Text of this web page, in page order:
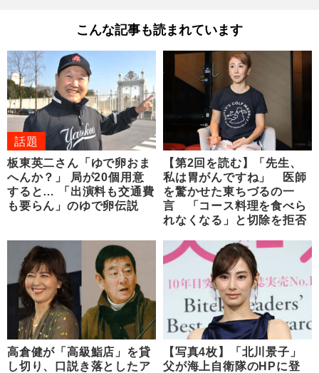
こんな記事も読まれています
話題
板東英二さん「ゆで卵おま
へんか？」 局が20個用意
すると… 「出演料も交通費
も要らん」のゆで卵伝説
【第2回を読む】「先生、
私は胃がんですね」 医師
を驚かせた東ちづるの一
言 「コース料理を食べら
れなくなる」と切除を拒否
高倉健が「高級鮨店」を貸
し切り、口説き落としたア
【写真4枚】「北川景子」
父が海上自衛隊のHPに登